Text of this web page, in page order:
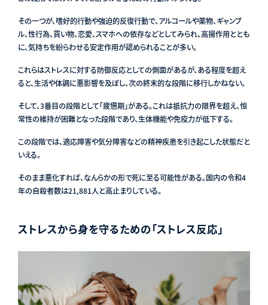
その一つが、嗜好的行動や強迫的反復行動で、アルコールや薬物、ギャンブ
ル、性行為、買い物、恋愛、スマホへの依存などとしてみられ、高揚作用ととも
に、気持ちを紛らわせる安定作用が認められることが多い。
これらはストレスに対する防御反応としての側面があるが、ある程度を超え
ると、生活や体調に悪影響を及ぼし、次の終末的な段階に移行しかねない。
そして、3番目の段階として「疲憊期」がある。これは抵抗力の限界を超え、恒
常性の維持が困難となった段階であり、生体機能や免疫力が低下する。
この段階では、適応障害や気分障害などの精神疾患を引き起こした状態だと
いえる。
そのまま悪化すれば、なんらかの形で死に至る可能性がある。国内の令和4
年の自殺者数は21,881人と高止まりしている。
ストレスから身を守るための「ストレス反応」